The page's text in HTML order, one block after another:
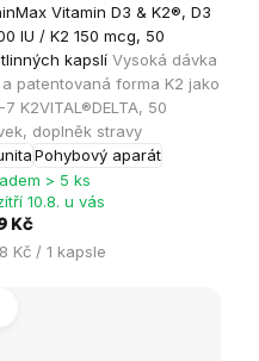
Vitamin D3 & K2®, D3
IU / K2 150 mcg, 50
kapslí Vysoká dávka
a patentovaná forma K2 jako
7 K2VITAL®DELTA, 50
doplněk stravy
Pohybový aparát
> 5 ks
10.8. u vás
Kč
Kč / 1 kapsle